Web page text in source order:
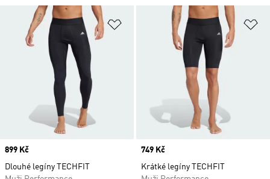
Přidat do seznamu přání
Price
899 Kč
Dlouhé legíny TECHFIT
Price
749 Kč
Krátké legíny TECHFIT